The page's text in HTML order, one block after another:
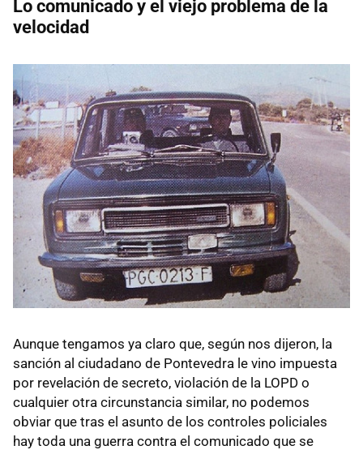
Lo comunicado y el viejo problema de la
velocidad
Aunque tengamos ya claro que, según nos dijeron, la
sanción al ciudadano de Pontevedra le vino impuesta
por revelación de secreto, violación de la LOPD o
cualquier otra circunstancia similar, no podemos
obviar que tras el asunto de los controles policiales
hay toda una guerra contra el comunicado que se